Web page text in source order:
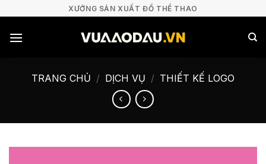
nội
XƯỞNG SẢN XUẤT ĐỒ THỂ THAO
TRANG CHỦ / DỊCH VỤ / THIẾT KẾ LOGO